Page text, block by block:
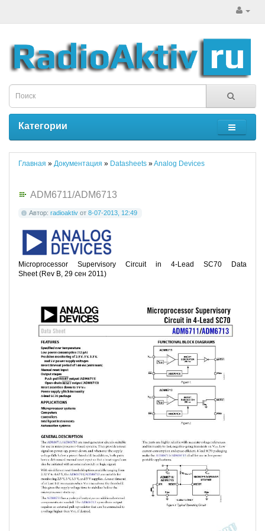
Категории
Главная » Документация » Datasheets »Analog Devices
ADM6711/ADM6713
Автор: radioaktiv от 8-07-2013, 12:49
Microprocessor Supervisory Circuit in 4-Lead SC70 Data
Sheet (Rev B, 29 сен 2011)